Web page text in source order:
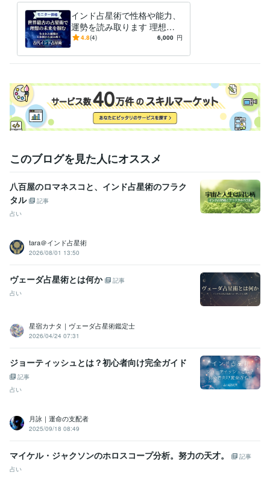
英語 ビジネスレベル
スペイン語 日常会話レベル
インド占星術で性格や能力、
運勢を読み取ります 理想の
未来を掴むための行動・決断
4.8(4) 6,000 円
このブログを見た人にオススメ
八百屋のロマネスコと、インド占星術のフラク
タル
記事
占い
tara＠インド占星術
2026/08/01 13:50
ヴェーダ占星術とは何か
記事
占い
星宿カナタ｜ヴェーダ占星術鑑定士
2026/04/24 07:31
ジョーティッシュとは？初心者向け完全ガイド
記事
占い
月詠｜運命の支配者
2025/09/18 08:49
マイケル・ジャクソンのホロスコープ分析。努力の天才。
記事
占い